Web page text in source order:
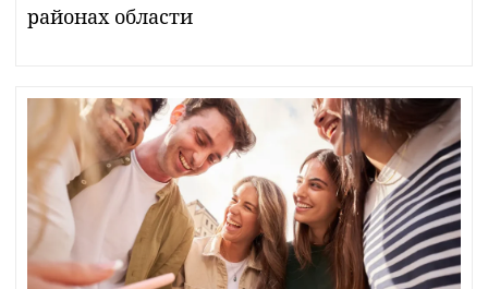
районах области